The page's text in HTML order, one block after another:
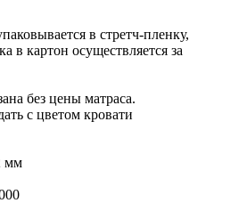
в стретч-пленку,
в картон осуществляется за
без цены матраса.
с цветом кровати
мм